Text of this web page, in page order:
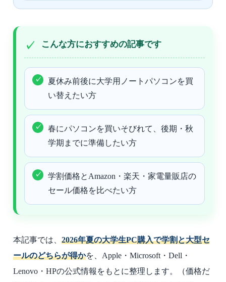
こんな方におすすめの記事です
夏休み前後に大学用ノートパソコンを買
い替えたい方
春にパソコンを買いそびれて、後期・秋
学期までに準備したい方
学割価格とAmazon・楽天・家電量販店の
セール価格を比べたい方
本記事では、 2026年夏の大学生PC購入で学割と大型セ
ールのどちらが得かを、Apple・Microsoft・Dell・
Lenovo・HPの公式情報をもとに整理します。
（価格だ